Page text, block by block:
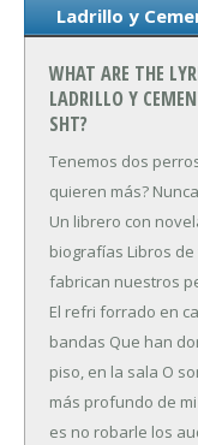
Ladrillo y
WHAT ARE THE
LADRILLO Y
SHT?
Tenemos dos
quieren más?
Un librero con
biografías Libros
fabrican nuestros
El refri forrado en
bandas Que han
piso, en la sala O
más profundo de
es no robarle los